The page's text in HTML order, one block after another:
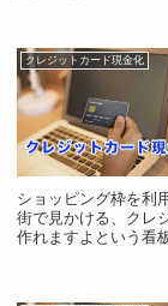
クレジットカード現金化
ショッピング枠を利
街で見かける、クレ
作れますよという看板。 今回の記事では、まさにそのチ